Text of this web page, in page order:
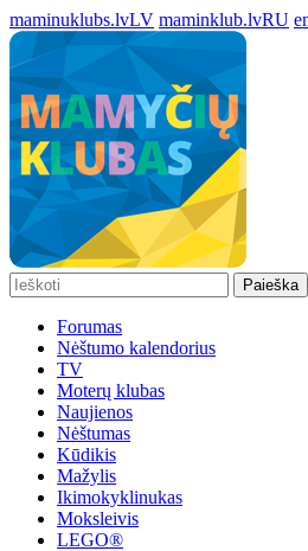
maminuklubs.lvLV maminklub.lvRU
Paieška
Forumas
Nėštumo kalendorius
TV
Moterų klubas
Naujienos
Nėštumas
Kūdikis
Mažylis
Ikimokyklinukas
Moksleivis
LEGO®